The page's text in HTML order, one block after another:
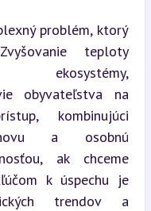
problém, ktorý
teploty
ekosystémy,
obyvateľstva na
kombinujúci
a osobnú
ak chceme
k úspechu je
trendov a